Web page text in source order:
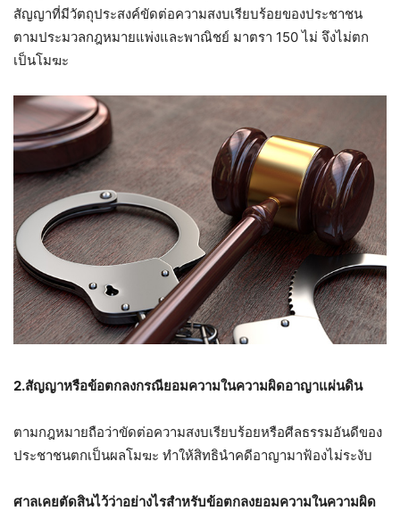
สัญญาที่มีวัตถุประสงค์ขัดต่อความสงบเรียบร้อยของประชาชน
ตามประมวลกฎหมายแพ่งและพาณิชย์ มาตรา 150 ไม่ จึงไม่ตก
เป็นโมฆะ
2.สัญญาหรือข้อตกลงกรณียอมความในความผิดอาญาแผ่นดิน
ตามกฎหมายถือว่าขัดต่อความสงบเรียบร้อยหรือศีลธรรมอันดีของ
ประชาชนตกเป็นผลโมฆะ ทำให้สิทธินำคดีอาญามาฟ้องไม่ระงับ
ศาลเคยตัดสินไว้ว่าอย่างไรสำหรับข้อตกลงยอมความในความผิด